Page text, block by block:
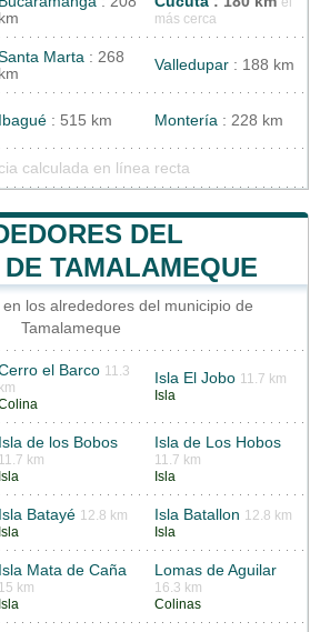
km
más cerca
Marta : 268
km
Valledupar : 188 km
Ibagué : 515 km Montería : 228 km
calculada en línea recta
DEL
TAMALAMEQUE
los alrededores del municipio de
Tamalameque
el Barco 11.3
km
Isla El Jobo 11.7 km
Isla
Isla de los Bobos
11.7 km
Isla
Isla de Los Hobos
11.7 km
Isla
Isla Batayé 12.8 km
Isla
Isla Batallon 12.8 km
Isla
Isla Mata de Caña
15 km
Isla
Lomas de Aguilar
16.3 km
Colinas